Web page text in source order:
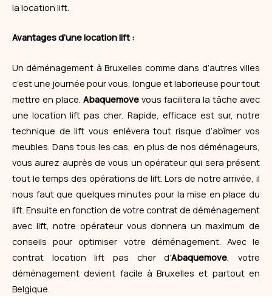
la location lift.
Avantages d’une location lift :
Undéménagement à Bruxelles comme dans d’autres villes
c’est une journée pour vous, longue et laborieuse pour tout
mettre en place. Abaquemove vous facilitera la tâche avec
une location lift pas cher. Rapide, efficace est sur, notre
technique de lift vous enlèvera tout risque d’abîmer vos
meubles. Dans tous les cas, en plus de nos déménageurs,
vous aurez auprès de vous un opérateur qui sera présent
tout le temps des opérations de lift. Lors de notre arrivée, il
nous faut que quelques minutes pour la mise en place du
lift. Ensuite en fonction de votre contrat de déménagement
avec lift, notre opérateur vous donnera un maximum de
conseils pour optimiser votre déménagement. Avec le
contrat location lift pas cher d’Abaquemove , votre
déménagement devient facile à Bruxelles et partout en
Belgique.